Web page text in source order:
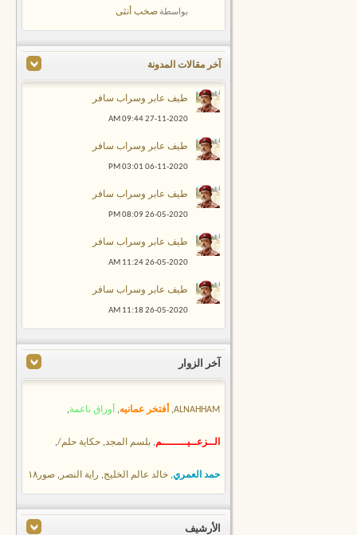
بواسطةصخب أنثى
آخر مقالات المدونة
طيف عابر وسراب سافر
27-11-2020
09:44 AM
طيف عابر وسراب سافر
06-11-2020
03:01 PM
طيف عابر وسراب سافر
26-05-2020
08:09 PM
طيف عابر وسراب سافر
26-05-2020
11:24 AM
طيف عابر وسراب سافر
26-05-2020
11:18 AM
آخر الزوار
ALNAHHAM
, أفتخر عمانيه, أوراق ناعمة,
الــزعــيــــــــم, بلسم المجد, حكاية حلم/,
حمد العمري, خالد عالم الخليج, راية النصر , صور١٨
الأرشيف